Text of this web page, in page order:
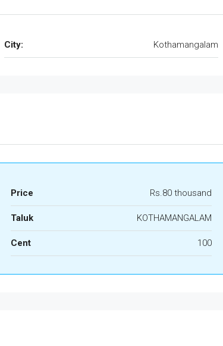
City: Kothamangalam
Price Rs.80 thousand
Taluk KOTHAMANGALAM
Cent 100